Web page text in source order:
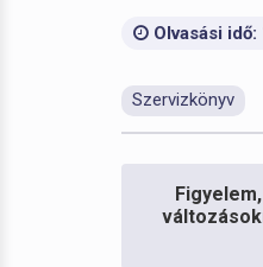
Olvasási idő:
Szervizkönyv